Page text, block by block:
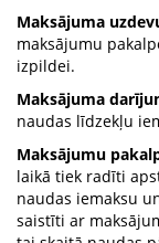
Maksājuma
maksājumu
izpildei.
Maksājuma
naudas līdzekļu
Maksājumu
laikā tiek radīti
naudas iemaksu
saistīti ar